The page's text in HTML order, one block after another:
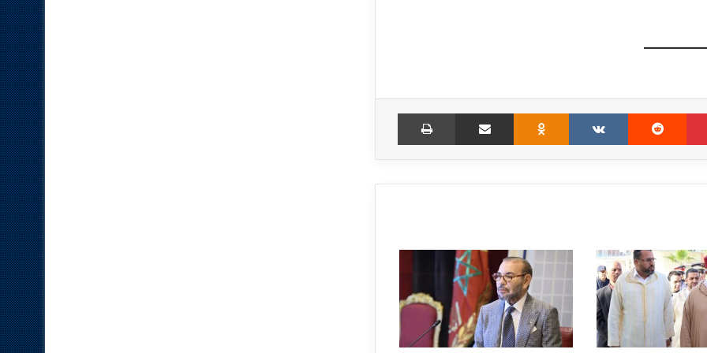
Pinterest
Reddit
VKontakte
Odnoklassniki
Share via Email
Print